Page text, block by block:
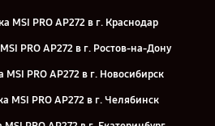
MSI PRO AP272 в г. Краснодар
PRO AP272 в г. Ростов-на-Дону
PRO AP272 в г. Новосибирск
MSI PRO AP272 в г. Челябинск